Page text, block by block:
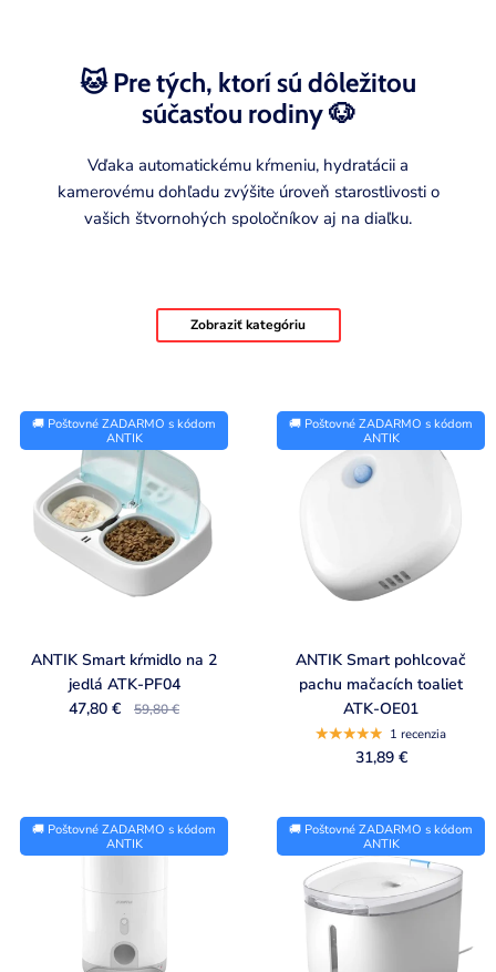
🐱 Pre tých, ktorí sú dôležitou
súčasťou rodiny 🐶
Vďaka automatickému kŕmeniu, hydratácii a
kamerovému dohľadu zvýšite úroveň starostlivosti o
vašich štvornohých spoločníkov aj na diaľku.
Zobraziť kategóriu
P 🚚 Poštovné ZADARMO s kódom
ANTIK
ANTIK Smart kŕmidlo na 2
jedlá ATK-PF04
47,80 €
59,80 €
🚚 Poštovné ZADARMO s kódom
ANTIK
ANTIK Smart pohlcovač
pachu mačacích toaliet
ATK-OE01
1 recenzia
31,89 €
🚚 Poštovné ZADARMO s kódom
ANTIK
🚚 Poštovné ZADARMO s kódom
ANTIK